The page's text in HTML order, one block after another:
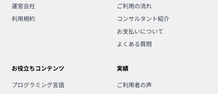
運営会社
利用規約
ご利用の流れ
コンサルタント紹介
お支払いについて
よくある質問
お役立ちコンテンツ
プログラミング言語
実績
ご利用者の声